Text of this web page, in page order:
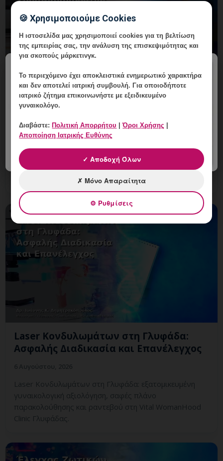
Laser Κονδυλωμάτων και
Προστατευτικά Γυαλιά: Γιατί
Χρησιμοποιούνται;
6 Αυγούστου, 2026
εξατομικευμένη γυναικολογική αξιολόγηση, σαφές
πλάνο παρακολούθησης και ραντεβού στη Vital
WomanHood Clinic Γ
Laser Κονδυλωμάτων στη Γλυφάδα:
Ασφαλής Διαδικασία και Επανέλεγχος
Laser Κονδυλωμάτων στη Γλυφάδα: εξατομικευμένη
γυναικολογική αξιολόγηση, σαφές πλάνο
παρακολούθησης και ραντεβού στη Vital WomanHood
Clinic Γλυφάδας.
🍪 Χρησιμοποιούμε Cookies
Η ιστοσελίδα μας χρησιμοποιεί cookies για τη βελτίωση
της εμπειρίας σας, την ανάλυση της επισκεψιμότητας και
για σκοπούς μάρκετινγκ.
Το περιεχόμενο έχειαποκλειστικά ενημερωτικό χαρακτήρα
και δεν αποτελεί ιατρική συμβουλή. Για οποιοδήποτε
ιατρικό ζήτημα επικοινωνήστε με εξειδικευμένο
γυναικολόγο.
Διαβάστε: Πολιτική Απορρήτου |Όροι Χρήσης
Αποποίηση Ιατρικής Ευθύνης
✓ Αποδοχή Όλων
✗ Μόνο Απαραίτητα
⚙ Ρυθμίσεις